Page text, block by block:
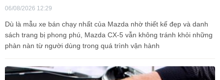
06/08/2026 12:29
Dù là mẫu xe bán chạy nhất của Mazda nhờ thiết kế đẹp và danh
sách trang bị phong phú, Mazda CX-5 vẫn không tránh khỏi những
phàn nàn từ người dùng trong quá trình vận hành